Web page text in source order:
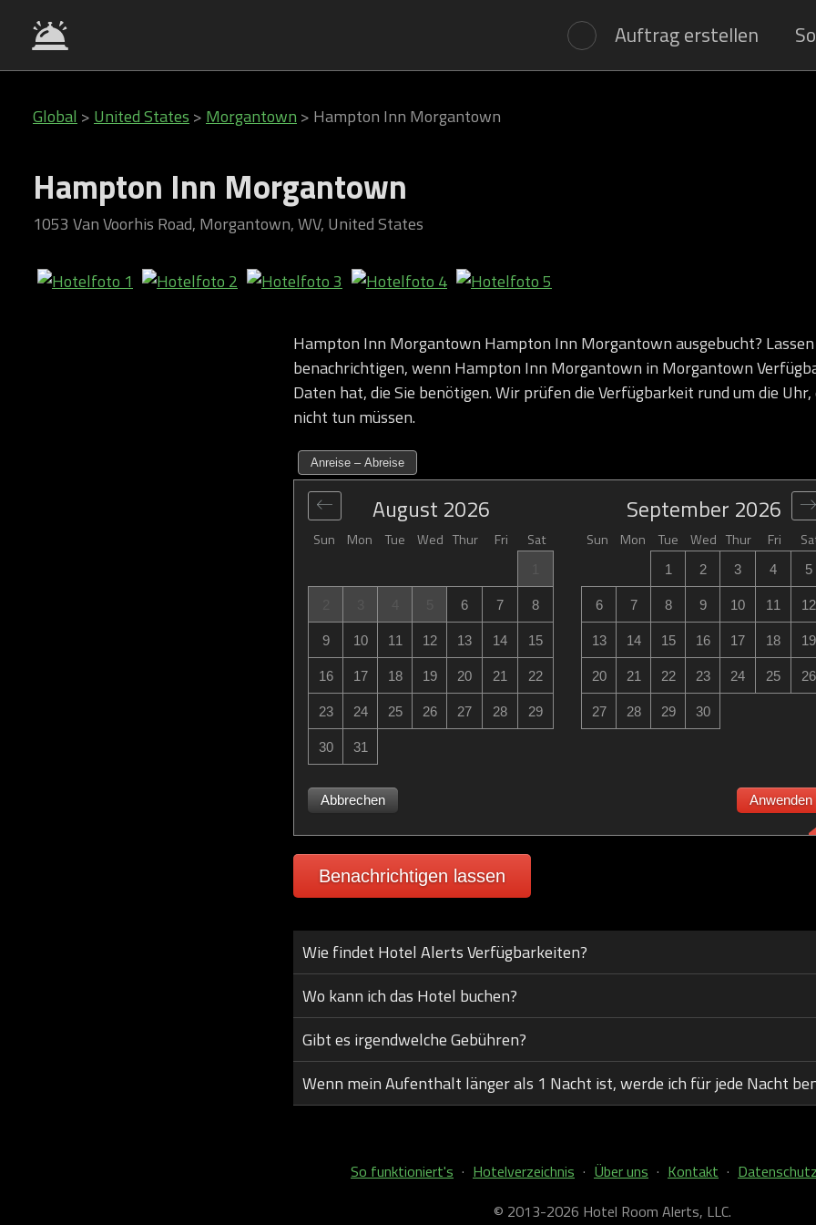
Auftrag erstellen
Global > United States > Morgantown > Hampton Inn Morgantown
Hampton Inn Morgantown
1053 Van Voorhis Road, Morgantown, WV, United States
Hampton Inn Morgantown Hampton Inn Morgantown ausgebucht? Lassen
benachrichtigen, wenn Hampton Inn Morgantown in Morgantown
Daten hat, die Sie benötigen. Wir prüfen die Verfügbarkeit rund um die Uhr,
nicht tun müssen.
Anreise – Abreise
Sun Mon Tue Wed Thur Fri Sat Sun Mon Tue Wed Thur Fri
August 2026
6 7 8
9 10 11 12 13 14 15
16 17 18 19 20 21 22
23 24 25 26 27 28 29
30 31
September 2026
1 2 3 4 5
6 7 8 9 10 11 12
13 14 15 16 17 18 19
20 21 22 23 24 25 26
27 28 29 30
Abbrechen Anwenden
Benachrichtigen lassen
Wie findet Hotel Alerts Verfügbarkeiten?
Wo kann ich das Hotel buchen?
Gibt es irgendwelche Gebühren?
Wenn mein Aufenthalt länger als 1 Nacht ist, werde ich für jede Nacht
So funktioniert's · Hotelverzeichnis · Über uns · Kontakt ·
© 2013-2026 Hotel Room Alerts, LLC.